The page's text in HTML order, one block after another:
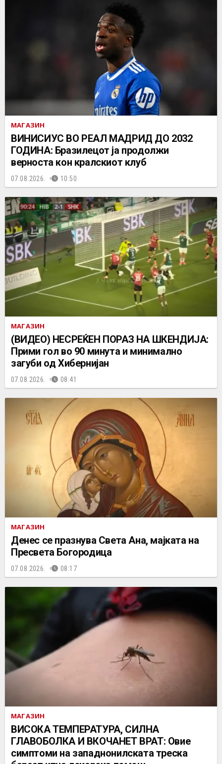
МАГАЗИН
ВИНИСИУС ВО РЕАЛ МАДРИД ДО 2032
ГОДИНА: Бразилецот ја продолжи
верноста кон кралскиот клуб
07.08.2026. 10:50
МАГАЗИН
(ВИДЕО) НЕСРЕЌЕН ПОРАЗ НА ШКЕНДИЈА:
Прими гол во 90 минута и минимално
загуби од Хибернијан
07.08.2026. 08:41
МАГАЗИН
Денес се празнува Света Ана, мајката на
Пресвета Богородица
07.08.2026. 08:17
МАГАЗИН
ВИСОКА ТЕМПЕРАТУРА, СИЛНА
ГЛАВОБОЛКА И ВКОЧАНЕТ ВРАТ: Овие
симптоми на западнонилската треска